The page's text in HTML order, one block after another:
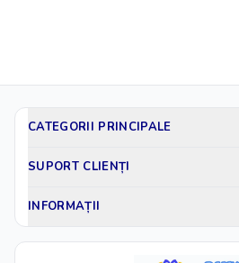
CATEGORII PRINCIPALE
SUPORT CLIENȚI
INFORMAȚII